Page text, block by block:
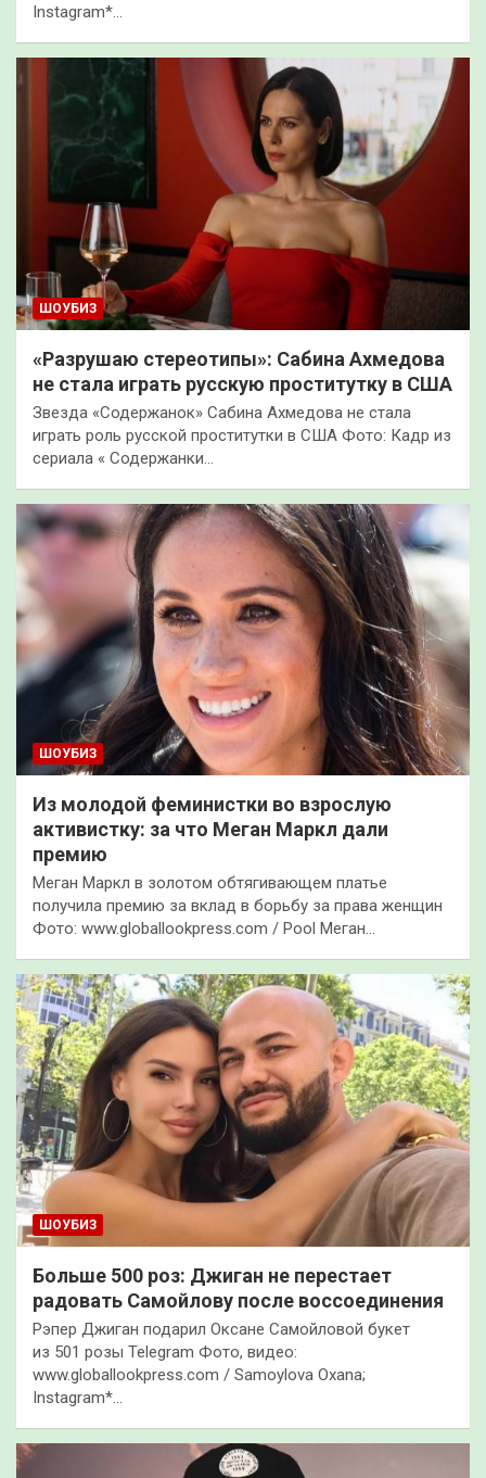
Instagram*…
ШОУБИЗ
«Разрушаю стереотипы»: Сабина Ахмедова
не стала играть русскую проститутку в США
Звезда «Содержанок» Сабина Ахмедова не стала
играть роль русской проститутки в США Фото: Кадр из
сериала « Содержанки…
ШОУБИЗ
Из молодой феминистки во взрослую
активистку: за что Меган Маркл дали
премию
Меган Маркл в золотом обтягивающем платье
получила премию за вклад в борьбу за права женщин
Фото: www.globallookpress.com / Pool Меган…
ШОУБИЗ
Больше 500 роз: Джиган не перестает
радовать Самойлову после воссоединения
Рэпер Джиган подарил Оксане Самойловой букет
из 501 розы Telegram Фото, видео:
www.globallookpress.com / Samoylova Oxana;
Instagram*…